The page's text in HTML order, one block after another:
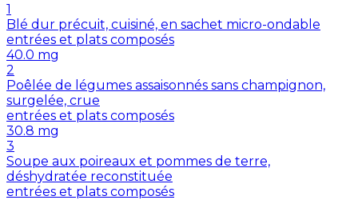
1
Blé dur précuit, cuisiné, en sachet micro-ondable
entrées et plats composés
40.0 mg
2
Poêlée de légumes assaisonnés sans champignon,
surgelée, crue
entrées et plats composés
30.8 mg
3
Soupe aux poireaux et pommes de terre,
déshydratée reconstituée
entrées et plats composés